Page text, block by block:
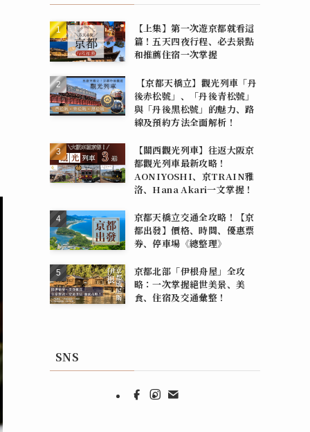
【上集】第一次遊京都就看這
篇！五天四夜行程、必去景點
和推薦住宿一次掌握
【京都天橋立】觀光列車「丹
後赤松號」、「丹後青松號」
與「丹後黑松號」的魅力、路
線及預約方法全面解析！
【關西觀光列車】往返大阪京
都觀光列車最新攻略！
AONIYOSHI、京TRAIN雅
洛、Hana Akari一文掌握！
京都天橋立交通全攻略！【京
都出發】價格、時間、優惠票
券、停車場《總整理》
京都北部「伊根舟屋」全攻
略：一次掌握絕世美景、美
食、住宿及交通彙整！
SNS